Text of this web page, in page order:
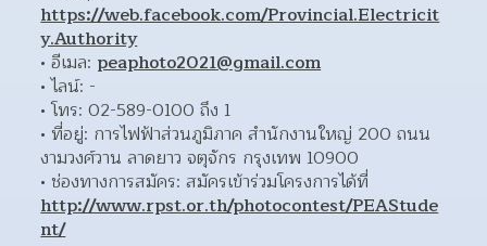
https://web.facebook.com/Provincial.Electricit
y.Authority
อีเมล: peaphoto2021@gmail.com
ไลน์: -
โทร: 02-589-0100 ถึง 1
ที่อยู่: การไฟฟ้าส่วนภูมิภาค สำนักงานใหญ่ 200 ถนน
งามวงศ์วาน ลาดยาว จตุจักร กรุงเทพ 10900
http://www.rpst.or.th/photocontest/PEAStude
nt/